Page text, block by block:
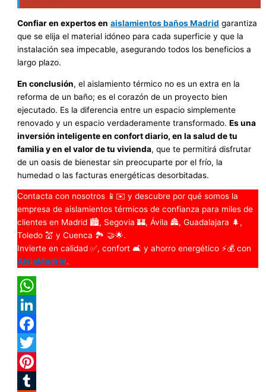
Confiar en expertos en aislamientos baños Madrid garantiza
que se elija el material idóneo para cada superficie y que la
instalación sea impecable, asegurando todos los beneficios a
largo plazo.
En conclusión, el aislamiento térmico no es un extra en la
reforma de un baño; es el corazón de un proyecto bien
ejecutado. Es la diferencia entre un espacio simplemente
renovado y un espacio verdaderamente transformado.Es una
inversión inteligente en confort diario, en la salud de tu
familia y en el valor de tu vivienda, que te permitirá disfrutar
de un oasis de bienestar sin preocuparte por el frío, la
humedad o las facturas energéticas desorbitadas.
Contacta con nosotros 📱✉️ y descubre por qué somos la
empresa de aislamientos térmicos de confianza para miles de
clientes en Madrid 🏙️, Segovia 🏰, Ávila 🏯, Guadalajara 🌲,
Toledo 💒 y Cuenca 🏞️ 🤝🌟.
Invierte en calidad ✅, confort 🛋️ y ahorro energético ⚡💰 con
AislaMadrid.
WhatsApp
LinkedIn
Facebook
Twitter
Pinterest